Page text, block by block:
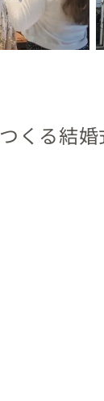
くる結婚